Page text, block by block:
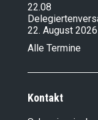
22.08
22. August 2026
Alle Termine
Kontakt